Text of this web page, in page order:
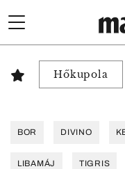
Hőkupola
BOR DIVINO
LIBAMÁJ TIGRIS